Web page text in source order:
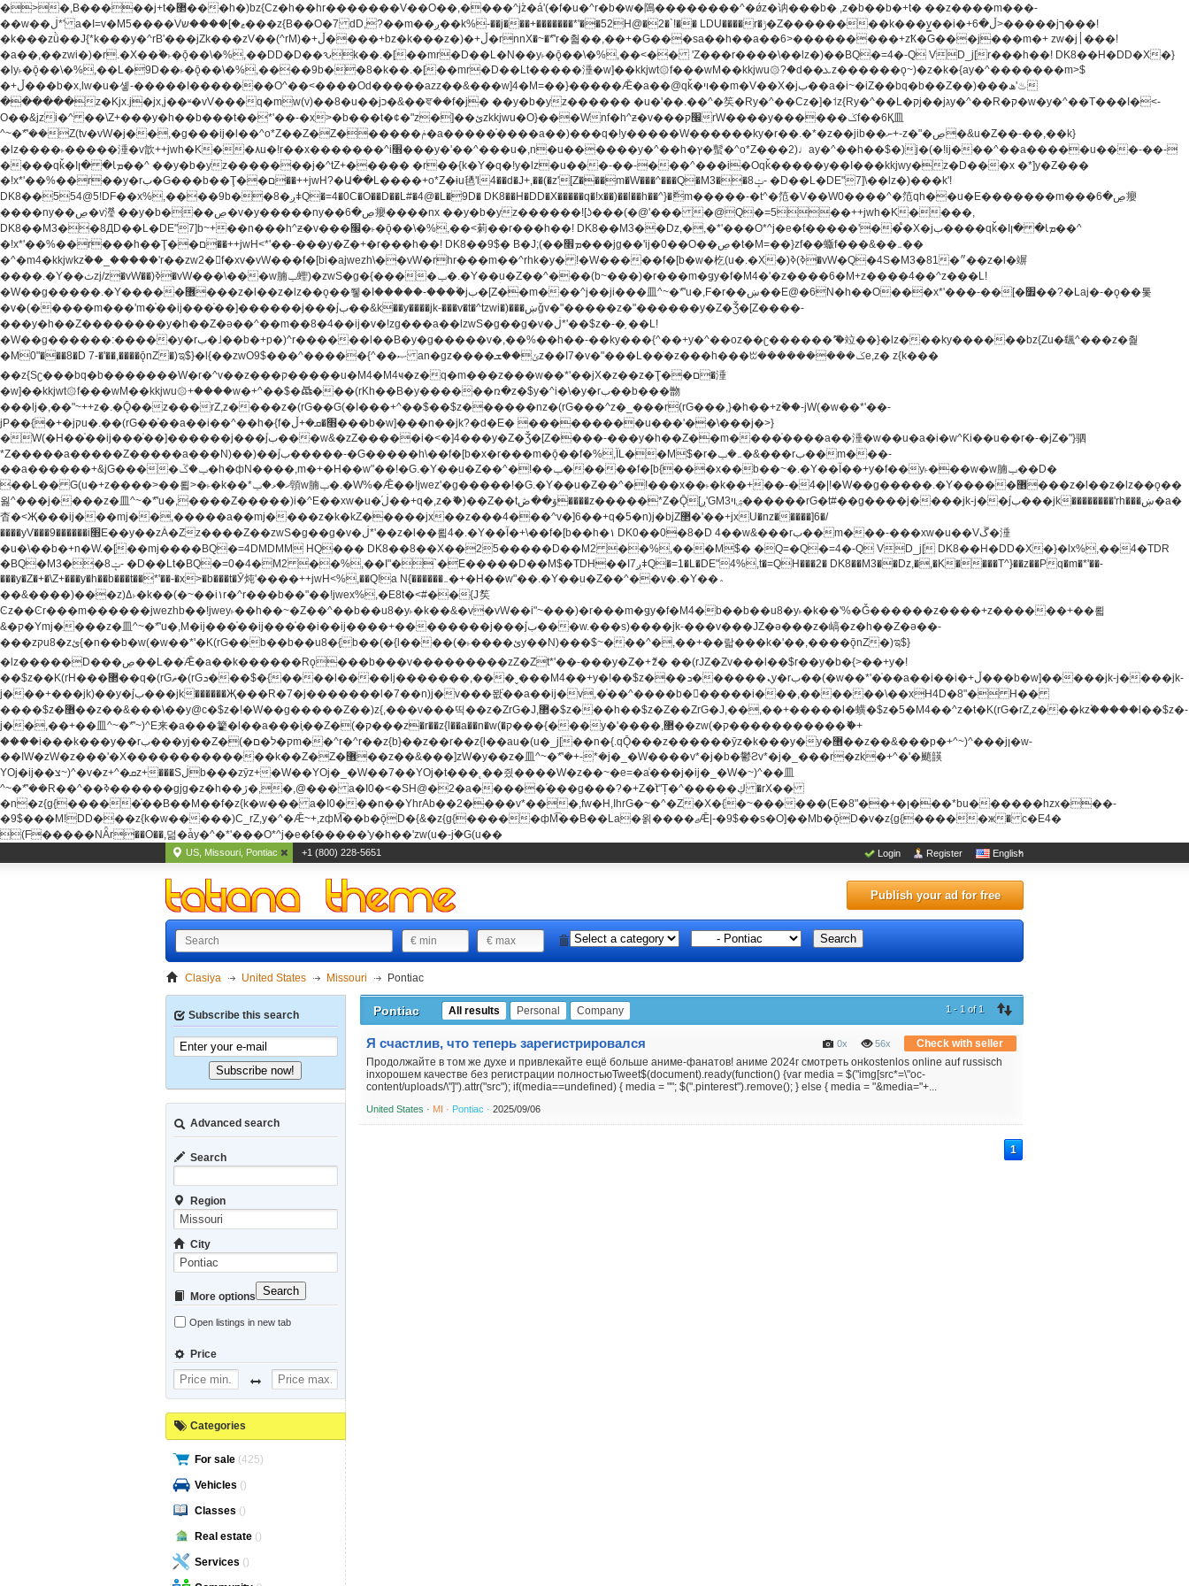
�>�,B�����j+t�޲���h�)bz{Cz�h��hr�������V��O��,����^j۫z�á'(�f�u�^r�b�w�隝��������^�ǿz�讷���b� ,z�b��b�+t� ��z����m���-
��w��ڶ*' a�I=v�M5����Vޱ�]����ש���z{B��O�7 dD,?��m��ږ��k%-��j���+�������*'��52H@�2�`!�� LDU����r�ݱ�Z��������k���y͇��i�+ڵ�6>�����jך���!
�k���zǜ��J{*k���y�^rB'���jZk���zV��(^rM)�+ڵ����+bz�k���z�)�+ڵ�rnnX�~�ܶ*'r�춻��,��+�G���sa��h��a��6>���������+zҞ�G���j���m�+ zw�j׀���!
�a��,��zwi�)�r.�X��۫�˫�ǭ��\�%,��DD�D��ԅk��.�[��mr�D��L�N��y˫�ǭ��\�%,��<�� 'Z���r����\��lz�)��BQ�=4�-Q VD_j[r���h��! DK8��H�DD�X�}
�ly˫�ǭ��\�%,��L�9D��˫�ǭ��\�%,����9b��8�k��.�[��mr�D��Lt�����涶�w]��kkjwt۞f���wM��kkjwu۞?�d��ܥz������ǫ~)�z�k�{ay�^�������m>$
�+ڵ���b�x,lw�u�솋-�����I�������O^��<����Od�����azz��&���w]4�M=��}�����Ǣ�a��@qǩ�ױ��m�V��X�jب��a�i~�iZ��bq�b��Z��)���ھ'♨
������z�Kjx.j�jx,j��ʶ�vV���q�mw(v)��8�u��jכ�&��ਞ��f�j� ��y�b�yz������ �u�'��.��^�笶�Ry�^��Cz�]�˦z{Ry�^��L�קj��jגy�^��R�ק�w�y�^��T���I�<-
O��&jzi�^ ��\Z+���y�h��b���t��*'��-�x>�b���t�¢�"z�]��ئzkkjwu�O}���Wnf�h^ƶ�v���׬קrW����y������ݢf��6Қ⽫
^~�ܶ*'��Z(tv�vW�j��,�g���ij�l��^o*Z��Z�Z������ݥ�a�����֫����a��)���q�!y�����W������ky�r��.�*�z��jib��ނ+-z�"�ڝ�&u�Z��-��,��k}
�lz����˫�����涶�v歆++jwh�K��٨u�!r��x�������^i׫���y�'��^���u�,n�u������y�^��h�ץ�蟚�^o*Z���2)♩ay�^��h��$�)j�(�!ij���^��a�����u���-��-
����qǩ�Iܡا� �ן��^ ��y�b�yz�������j�^tZ+����� �r��{k�Y�q�!y�lz�u���-��-���^���i�Oqǩ�����y��I���kkjwy�z�D���x �*]y�Z���
�!x*'��%��r��y�rب�G���b��Ţ��ם��++jwH?�Ա��L����+o*Z�ɨu毢'l4��d�J+,��(�z'[Z���m�W���^���Q�M3��8ݓ- �D��L�DE"7]\��lz�)���k'!
DK8��554@5!DF��x%,����9b��8�ږǂQ�=4�0C�O��D��L#�4@�L�9D� DK8��H�DD�X�����q�!x��)��l��h��^}�ޮm�����-�t^�笵�V��W0����^�笵qh��u�E�������m���ڝ�6癭
����ny��ڝ�v瀅 ��y�b���ڝ�v�y�����ny��ڝ�6癭����nx ��y�b�yz������![ʖ���(�@'��� �@Q�=5��++jwh�K����,
DK8��M3��8ДD��L�DE"7]b~+��n���h^ƶ�v���׬�˫�ǭ��\�%,��<䓶��r���h��! DK8��M3��Dz,�,�*'���O*^j�e�ƭ�����'��֩�X�jب����qǩ�Iܡا� �ן��^
�!x*'��%��r���h��Ţ��ם��++jwH<*'��-���y�Z�+�r���h��! DK8��9$� B�J;(��ܡ׮���jg��'ij�0��O��ڝ�t�M=��}zf��蝂f���&��܅��
�^�m4�kkjwkz۫��_�����'r��zw2�f�xv�vW���f�[bi�ajwezh\��vW�rhr���m��^rhk�y� !�W�����f�[b�w�杚(u�.�X�)ߢ)ߢ�vW�Q�4S�M3�81�״��z�l�竮
����.�Y��ثzj/z�vW��)ߢ�vW���\���w腩ݕ蟶)�zwS�g�{����ݕ�.�Y��ؚu�Z��^���(b~���)�r���m�ǥy�f�M4�'�z����6�M+z����4��^z���L!
�W��g�����.�Y��؜���޶���z�l��z�lz��ǫ��쮛�ا�����-����۫jب�[Z��m���^j��ji���⽫^~�ܶ*'u�,F�r��ښ��E@�6N�h��O���x*'���-��[�׿��?�Laj�-�ǫ��톷
�v�(�����m���'m�֫��ij���֫��]������j���۫jب��&k��y����jk-���v�t�^tzwi�)���ښǧv�"�����z�"������y�Z�Ǯ�[Z����-
���y�h��Z��������y�h��Z�ǝ��^��m��8�4��ij�v�!zg���a��lzwS�g��g�v�ڶ*'��$z�-�֥ ��L!
�W��g������:�����y�rب�˩��b�+p�)^r������l��B�y�g�����v�,��%��h��-��ky���{^��+y�^��oz��ʗ������ޮ'�竝��}�lz���ky������bz{Zu�颻^���z�춽
�M0"���8�D 7-�'��,����ǭnZ�)ಇ$}�l{��zwO9$���^�����{^��ޞ an�gz����ݶ��ܫz��I7�v�"���L��ֹ�z���h���ꔱ���������ݢe,z� z{k���
��z{Sʗ���bq�b��� ����W�r�^v��z���ק�����u�M4�M4ҹ�z�q�m���z���w��*'��jX�z��z�Ţ��ם�涶
�w]��kkjwt۞f���wM��kkjwu۞+����w�+^��$�ꬡ���(rKh��B�y������ռ�z�$y�^i�\�y�rب��b���朆
���lj�,��"~++z�.�Ǭ��z���rZ,z����z�(rG��G(�ا���+^��$��$z������nz�(rG���^z�_���r(rG���,}�h��+z۫��-jW(�w��*'��-
jP��{�+�jקu�.��(rG��֫��a��i��^��h�{f�׫�ܩ�+ڵ���b�w]���n��jk?�d�E� ���������u���'��\���j�>}
�W(�H��֫��ij���֫��]������j���۫jب���w&�zZ�����i�<�]4���y�Z�Ǯ�[Z����-���y�h��Z��m����֫����a��涶�w��u�a�i�w^Ƙi��u��r�-�jZ�"}驷
*Z�����a�����Z�����a���N)��)��۫jب�����-�G�����h\��f�[b�x�r���m�ǭ��f�%,ÏL��M$�r�܅�ݕ�&���rب��m���-
��a������+&jG����ݕ�ڱ�h�фN����,m�+�H��w"��!�G.�Y��ؚu�Z��^�!��ݕ�����f�[b{���x��b��~�.�Y��آ��+y�f��y˫���w�w腩ݕ��D�
��L�� G(u�+z����>��뢻>�˫�k��*ޚ�ޅ�ݕ顊w腩ݕ�.�W%�Ǣ��!jwez'�g�����!�G.�Y��ؚu�Z��^�!���x��˫�k��+��-�4�|!�W��g�����.�Y��؜���޶���z�l��z�lz��ǫ��
욇^���j����z�⽫^~�ܶ*'u�,����Z�����)i�^E��xw�u�ڶ֜��+q�,z�ޮ�)��Z��tۆ��ڞ����z�����*Z�Ǭ[ږ'GM3ۺױ������rG�t#��g����j����jk-j��۫jب���jk��������'rh���ښ�a�
杳�<Җ���ij���mj��,�����a��mj����z�k�kZ�����jx��z���4���^v�]6��+q�5�n)j�bjZ޲�'��+jxU�nz�����]6�/
����yV���9������i׫E��y��zȦ�Zz����Z��zwS�g��g�v�ڶ*'��z�l��뢻4�.�Y��آ�+\��f�[b��h�١ DK0��0�8�D 4��w&���rب��m���-���xw�u��Vڱ�涶
�u�\��b�+n�W.�[��mj����BQ�=4DMDMM HQ��� DK8��8��X��25�����D��M2 ��%,���M$� �Q=�Q�=4�-Q VD_j[ DK8��H�DD�X�}�lx%,��4�TDR
�BQ�M3��8ݓ- �D��Lt�BQ�=0�4�M2 ��%,��I"�`�E�����D��M$�TDH��I7ږǂQ�=1�L�DE"4%,t�=QH���2� DK8��M3��Dz,�,�K����T^}��z��Pq�m�*'��-
���y�Z�+�\Z+���y�h��b���t��*'��-�x>�b���t�Ӯ炖'����++jwH<%,��Q!a N{������܅�+�H��w"��.�Y��ؚu�Z��^��v�.�Y��؞
��&����)���z)ߡ˫�k��(�~��i١r�^r���b��"��!jwex%,�E8t�<#��{Jު笶
Ͼz��Ͼr���m������jwezhb��!jwey˫��h��~�Z��^��b��u8�y˫�k��&�v�vW��i"~���)�r���m�ǥy�f�M4�b��b��u8�y˫�k��'%�Ǧ������z����+z������+��뢻
&�ק�Ymj����z�⽫^~�ܶ*'u�,M�ij���֫��ij���֫��i��ij����+��������j���۫jب���w.���s)����jk-���v���JZ�ǝ���z�嵪�z�h��Z�ǝ��-
���zקu8�zئ{�n��b�w(�w��*'�K(rG��b��b��u8�{b��(�{l����(�˫����ئy��N)���$~���^�,��+��랇���k�'��,����ǭnZ�)ಇ$}
�lz�����D���ڝ��L��ֹǢ�a��k������Rǫ���b���v���������zZ�Zt*'��-���y�Z�+ޮz� ��(rJZ�Zv���l��$r��y�b�{>��+y�!
��$z��K(rH���޲��q�(rGޡ�(rGܖ���$�{����l����lj�������,���ˬ���M4��+y�!��$z���ܖ������ܢy�rب��(�w��*'�֫��a��i��i�+ڵ���b�w]�����jk-j����jk-
j���+���jk)��y�۫jب���jk������Җ���R�7�j�������l�7��n)j�v���뫖֫��a��ij�v,�֫��^����b������i���,������\��xH4D�8"� H��
����$z�޶��z��&���\��y@ϲ�$z�!�W��g�����Z��)z{,���v���띡��z�ZrG�J,޲�$z���h��$z�Z��ZrG�J,��,��+�����l�蟥�$z�5�M4��^z�t�K(rG�rZ,z���kz۫�����l��$z�-
j��,��+��⽫^~�ܶ*'~)^E来�a���籊�l��a���i֛��Z�(�ק���z�r��z{l��a��n�w(�ק���{���y�'����,޲��zw(�ק�����������ޮ�+
����i���k���y��rب���yj��Z�(�ק�ל�םm��^r�^r��z{b}��z��r��z{l��au�(u�_j[��n�{.qǬ���z������ȳz�k���y�y�޶��z��&���p�+^~)^���jן�w-
��ߊW�zW�z���'�X�������������k��Z�Z�޶��z��&���]zW�y��z�⽫^~�ܶ*'�+-*�j�_�W����v*�j�b�鬱Ƨv*�j�_���r�zk�+^�'�颵韺
YOj�ij��צ~)^�v�z+^�ܩz+���Sڶb���zȳz+�W��YOj�_�W��7��YOj�t���˛��즸����W�z��~�e=�aⷭ���j�ij�_�W�~)^��⽫
^~�ܶ*'��R��^��ߢ������gjg�z�h��ڙ�,�,@��� a�I0�<�SH@�2�a�����֜���g���?�+Z�֫t"Ț�^�����ڮ �rX��
�n�z{g{�����֫��B��M��f�z{k�w��� a�I0���n��YhrAb��2����v*���,fw�H,IhrG�~�^�Z�X�{�~������(E�8"��+�ן���*bu������hzx���-
�9$���M!DD���z{k�w�����)C_rZ,y�^�Ǣ~+,zфM͡��b�ǭD�{&�z{g{�����фM͡��B��La�욁����ޖǢ|-�9$��s�O]��Mb�ǭD�v�z{g{�����ж� c�E4�
(F�����ΝǞr��O��,덞�ǡy�^�*'���O*^j�e�ƭ�����'y�h��'zw(u�-j۬�G(u��
US, Missouri, Pontiac +1 (800) 228-5651 English
Register
Login
Publish your ad for free
Search
Clasiya United States Missouri Pontiac
Pontiac All results Personal Company 1 - 1 of 1
Я счастлив, что теперь зарегистрировался Check with seller
56x
0x
Продолжайте в том же духе и привлекайте ещё больше аниме-фанатов! аниме 2024г смотреть онkostenlos online auf russisch
inхорошем качестве без регистрации полностьюTweet$(document).ready(function() {var media = $("img[src*=\"oc-
content/uploads/\"]").attr("src"); if(media==undefined) { media = ""; $(".pinterest").remove(); } else { media = "&media="+...
United States · MI · Pontiac ·2025/09/06
1
Subscribe this search
Subscribe now!
Advanced search
Search
Region
City
More options
Open listings in new tab
Price
Search
Categories
For sale (425)
Vehicles ()
Classes ()
Real estate ()
Services ()